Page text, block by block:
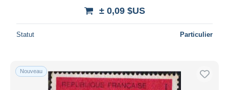
± 0,09 $US
Statut Particulier
Nouveau